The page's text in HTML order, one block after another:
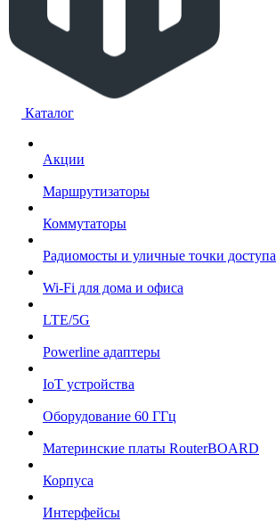
Каталог
Акции
Маршрутизаторы
Коммутаторы
Радиомосты и уличные точки доступа
Wi-Fi для дома и офиса
LTE/5G
Powerline адаптеры
IoT устройства
Оборудование 60 ГГц
Материнские платы RouterBOARD
Корпуса
Интерфейсы